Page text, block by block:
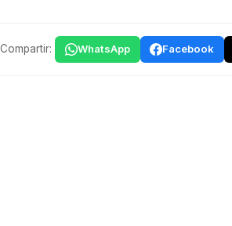
Compartir: WhatsApp Facebook